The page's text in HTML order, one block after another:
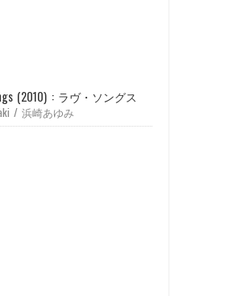
(2010) : ラヴ・ソングス
/ 浜崎あゆみ